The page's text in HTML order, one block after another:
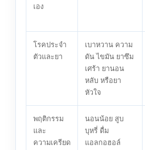
เอง
โรคประจำ
ตัวและยา
เบาหวาน ความ
ดัน ไขมัน ยาซึม
เศร้า ยานอน
หลับ หรือยา
หัวใจ
พฤติกรรม
และ
ความเครียด
นอนน้อย สูบ
บุหรี่ ดื่ม
แอลกอฮอล์